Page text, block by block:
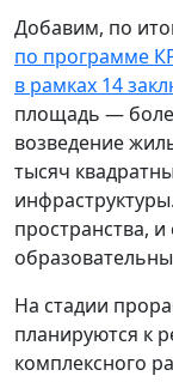
Добавим, по
по программе
в рамках 14
площадь —
возведение
тысяч
пространства,
На стадии
планируются к
комплексного